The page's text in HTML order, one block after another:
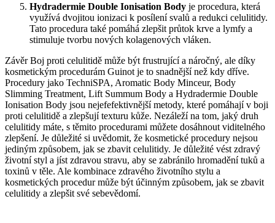
Hydradermie Double Ionisation Body je procedura, která
využívá dvojitou ionizaci k posílení svalů a redukci celulitidy.
Tato procedura také pomáhá zlepšit průtok krve a lymfy a
stimuluje tvorbu nových kolagenových vláken.
Závěr Boj proti celulitidě může být frustrující a náročný, ale díky
kosmetickým procedurám Guinot je to snadnější než kdy dříve.
Procedury jako TechniSPA, Aromatic Body Minceur, Body
Slimming Treatment, Lift Summum Body a Hydradermie Double
Ionisation Body jsou nejefefektivnější metody, které pomáhají v boji
proti celulitidě a zlepšují texturu kůže. Nezáleží na tom, jaký druh
celulitidy máte, s těmito procedurami můžete dosáhnout viditelného
zlepšení. Je důležité si uvědomit, že kosmetické procedury nejsou
jediným způsobem, jak se zbavit celulitidy. Je důležité vést zdravý
životní styl a jíst zdravou stravu, aby se zabránilo hromadění tuků a
toxinů v těle. Ale kombinace zdravého životního stylu a
kosmetických procedur může být účinným způsobem, jak se zbavit
celulitidy a zlepšit své sebevědomí.